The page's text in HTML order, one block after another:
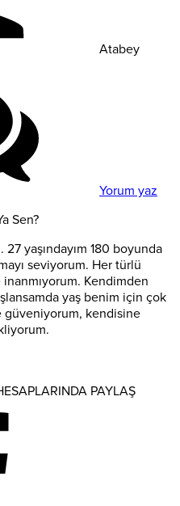
Atabey
Yorum yaz
yaşındayım 180 boyunda
seviyorum. Her türlü
Kendimden
yaş benim için çok
kendisine
PAYLAŞ